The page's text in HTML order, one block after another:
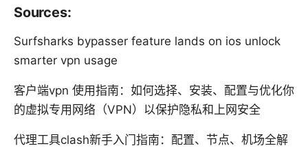
Sources:
Surfsharks bypasser feature lands on ios unlock
smarter vpn usage
客户端vpn 使用指南：如何选择、安装、配置与优化你
的虚拟专用网络（VPN）以保护隐私和上网安全
代理工具clash新手入门指南：配置、节点、机场全解